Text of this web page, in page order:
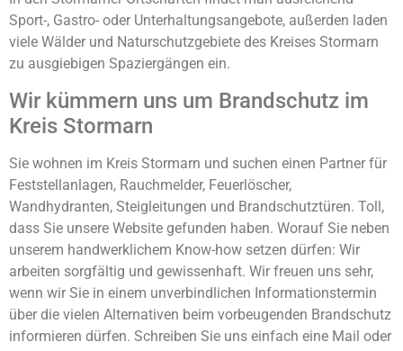
Sport-, Gastro- oder Unterhaltungsangebote, außerden laden
viele Wälder und Naturschutzgebiete des Kreises Stormarn
zu ausgiebigen Spaziergängen ein.
Wir kümmern uns um Brandschutz im
Kreis Stormarn
Sie wohnen im Kreis Stormarn und suchen einen Partner für
Feststellanlagen, Rauchmelder, Feuerlöscher,
Wandhydranten, Steigleitungen und Brandschutztüren. Toll,
dass Sie unsere Website gefunden haben. Worauf Sie neben
unserem handwerklichem Know-how setzen dürfen: Wir
arbeiten sorgfältig und gewissenhaft. Wir freuen uns sehr,
wenn wir Sie in einem unverbindlichen Informationstermin
über die vielen Alternativen beim vorbeugenden Brandschutz
informieren dürfen. Schreiben Sie uns einfach eine Mail oder